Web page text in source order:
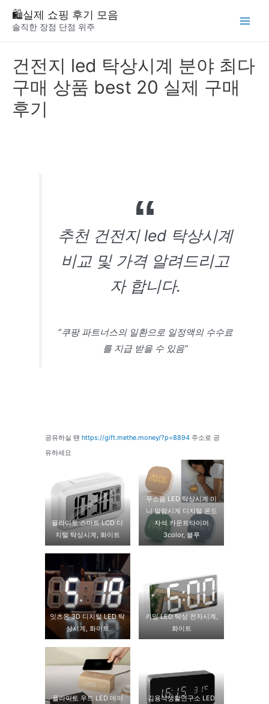
🛍️실제 쇼핑 후기 모음
솔직한 장점 단점 위주
건전지 led 탁상시계 분야 최다
구매 상품 best 20 실제 구매
후기
추천 건전지 led 탁상시계
비교 및 가격 알려드리고
자 합니다.
“쿠팡 파트너스의 일환으로 일정액의 수수료
를 지급 받을 수 있음”
공유하실 땐 https://gift.methe.money/?p=8894주소로 공
유하세요
플라이토 스마트 LCD 디
지털 탁상시계, 화이트
무소음 LED 탁상시계 미
니 알람시계 디지털 온도
자석 카운트타이머
3color, 블루
잇츠온 3D 디지털 LED 탁
상시계, 화이트
키밍 LED 탁상 전자시계,
화이트
플라이토 우드 LED 데이
김용석생활연구소 LED